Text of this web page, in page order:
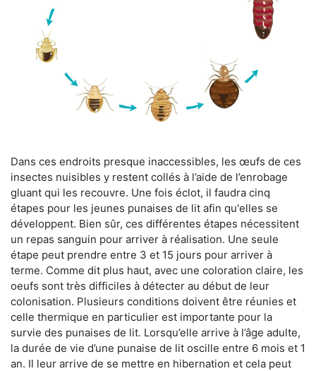
Dans ces endroits presque inaccessibles, les œufs de ces
insectes nuisibles y restent collés à l’aide de l’enrobage
gluant qui les recouvre. Une fois éclot, il faudra cinq
étapes pour les jeunes punaises de lit afin qu'elles se
développent. Bien sûr, ces différentes étapes nécessitent
un repas sanguin pour arriver à réalisation. Une seule
étape peut prendre entre 3 et 15 jours pour arriver à
terme. Comme dit plus haut, avec une coloration claire, les
oeufs sont très difficiles à détecter au début de leur
colonisation. Plusieurs conditions doivent être réunies et
celle thermique en particulier est importante pour la
survie des punaises de lit. Lorsqu’elle arrive à l’âge adulte,
la durée de vie d’une punaise de lit oscille entre 6 mois et 1
an. Il leur arrive de se mettre en hibernation et cela peut